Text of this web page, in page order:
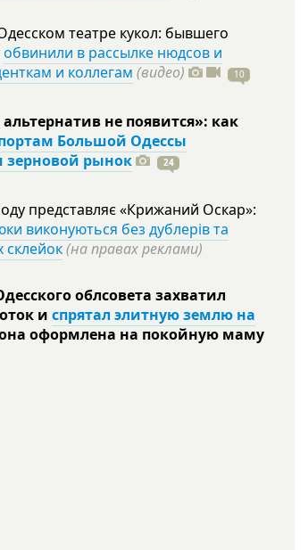
театре кукол: бывшего
обвинили в рассылке нюдсов и
и коллегам (видео) 10
не появится»: как
Большой Одессы
рынок
24
представляє «Крижаний Оскар»:
виконуються без дублерів та
(на правах реклами)
облсовета захватил
и спрятал элитную землю на
оформлена на покойную маму